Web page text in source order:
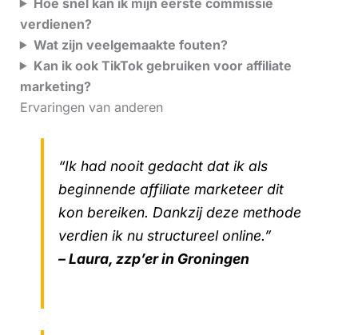
verdienen?
Wat zijn veelgemaakte fouten?
Kan ik ook TikTok gebruiken voor affiliate
marketing?
Ervaringen van anderen
“Ik had nooit gedacht dat ik als
beginnende affiliate marketeer dit
kon bereiken. Dankzij deze methode
verdien ik nu structureel online.”
– Laura, zzp’er in Groningen